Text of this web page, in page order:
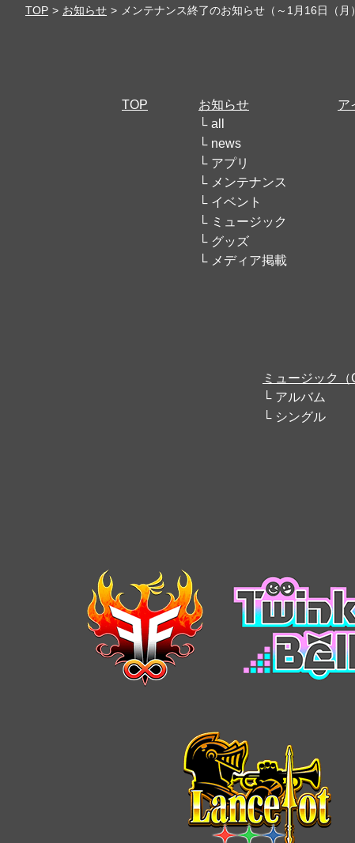
TOP お知らせ メンテナンス終了のお知らせ（～1月16日（月
TOP
お知らせ
all
news
アプリ
メンテナンス
イベント
ミュージック
グッズ
メディア掲載
ア
ミュージック（
アルバム
シングル